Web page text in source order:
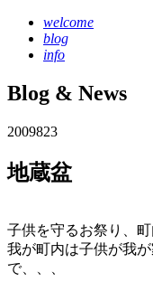
welcome
blog
info
Blog & News
2009823
地蔵盆
子供を守るお祭り、町
我が町内は子供が我
で、、、